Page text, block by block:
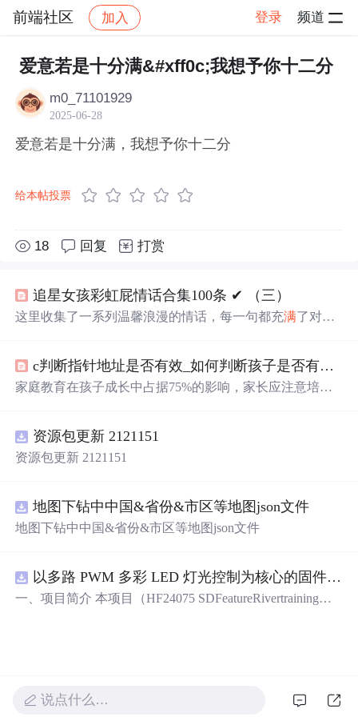
前端社区 加入 登录 频道
社区 前端社区 感慨 帖子详情
爱意若是十分满&#xff0c;我想予你十二分
m0_71101929
2025-06-28
爱意若是十分满，我想予你十二分
给本帖投票
18 回复 打赏
追星女孩彩虹屁情话合集100条 ✔︎ （三）
这里收集了一系列温馨浪漫的情话，每一句都充满了对爱
c判断指针地址是否有效_如何判断孩子是否有安全感？这个实验告诉你答案和建议，简单有效...
家庭教育在孩子成长中占据75%的影响，家长应注意培养
建立孩子的安全感包括：向孩子表达爱、建立平等交流意
识和保持家庭和谐。夫妻关系的稳定对孩子的安全感至关
资源包更新 2121151
资源包更新 2121151
地图下钻中中国&省份&市区等地图json文件
地图下钻中中国&省份&市区等地图json文件
以多路 PWM 多彩 LED 灯光控制为核心的固件方案，基于 PADAUK PMS 系列单片机
一、项目简介 本项目（HF24075 SDFeatureRivertraining）
算法的理想范例。 核心应用场景： 1. 氛围灯 / 流水灯产品
说点什么…